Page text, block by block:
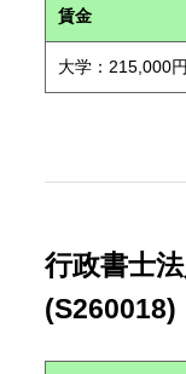
賃金
大学：215,000
行政書士
(S260018)